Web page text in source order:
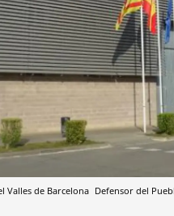
Valles de Barcelona Defensor del